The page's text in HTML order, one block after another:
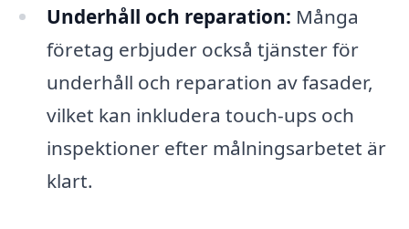
Underhåll och reparation: Många
företag erbjuder också tjänster för
underhåll och reparation av fasader,
vilket kan inkludera touch-ups och
inspektioner efter målningsarbetet är
klart.